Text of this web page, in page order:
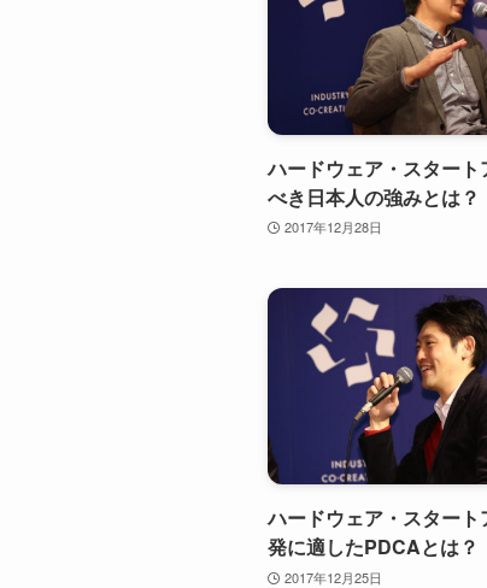
ハードウェア・スター
べき日本人の強みとは？
2017年12月28日
ハードウェア・スター
発に適したPDCAとは？
2017年12月25日